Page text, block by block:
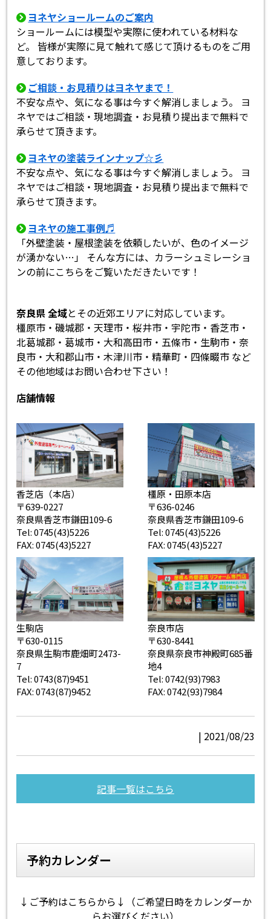
ヨネヤショールームのご案内
ショールームには模型や実際に使われている材料な
ど。 皆様が実際に見て触れて感じて頂けるものをご用
意しております。
ご相談・お見積りはヨネヤまで！
不安な点や、気になる事は今すぐ解消しましょう。 ヨ
ネヤではご相談・現地調査・お見積り提出まで無料で
承らせて頂きます。
ヨネヤの塗装ラインナップ☆彡
不安な点や、気になる事は今すぐ解消しましょう。 ヨ
ネヤではご相談・現地調査・お見積り提出まで無料で
承らせて頂きます。
ヨネヤの施工事例♬
「外壁塗装・屋根塗装を依頼したいが、色のイメージ
が湧かない…」 そんな方には、カラーシュミレーショ
ンの前にこちらをご覧いただきたいです！
奈良県 全域とその近郊エリアに対応しています。
橿原市・磯城郡・天理市・桜井市・宇陀市・香芝市・
北葛城郡・葛城市・大和高田市・五條市・生駒市・奈
良市・大和郡山市・木津川市・精華町・四條畷市 など
その他地域はお問い合わせ下さい！
店舗情報
香芝店（本店）
〒639-0227
奈良県香芝市鎌田109-6
Tel: 0745(43)5226
FAX: 0745(43)5227
橿原・田原本店
〒636-0246
奈良県香芝市鎌田109-6
Tel: 0745(43)5226
FAX: 0745(43)5227
生駒店
〒630-0115
奈良県生駒市鹿畑町2473-
7
Tel: 0743(87)9451
FAX: 0743(87)9452
奈良市店
〒630-8441
奈良県奈良市神殿町685番
地4
Tel: 0742(93)7983
FAX: 0742(93)7984
| 2021/08/23
記事一覧はこちら
予約カレンダー
↓ご予約はこちらから↓（ご希望日時をカレンダーか